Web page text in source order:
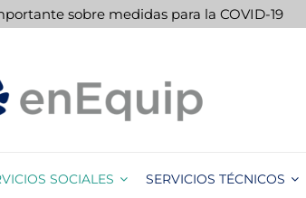
sobre medidas para la COVID-19
SOCIALES SERVICIOS TÉCNICOS